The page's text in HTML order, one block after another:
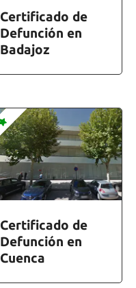
Certificado de
Defunción en
Badajoz
Certificado de
Defunción en
Cuenca